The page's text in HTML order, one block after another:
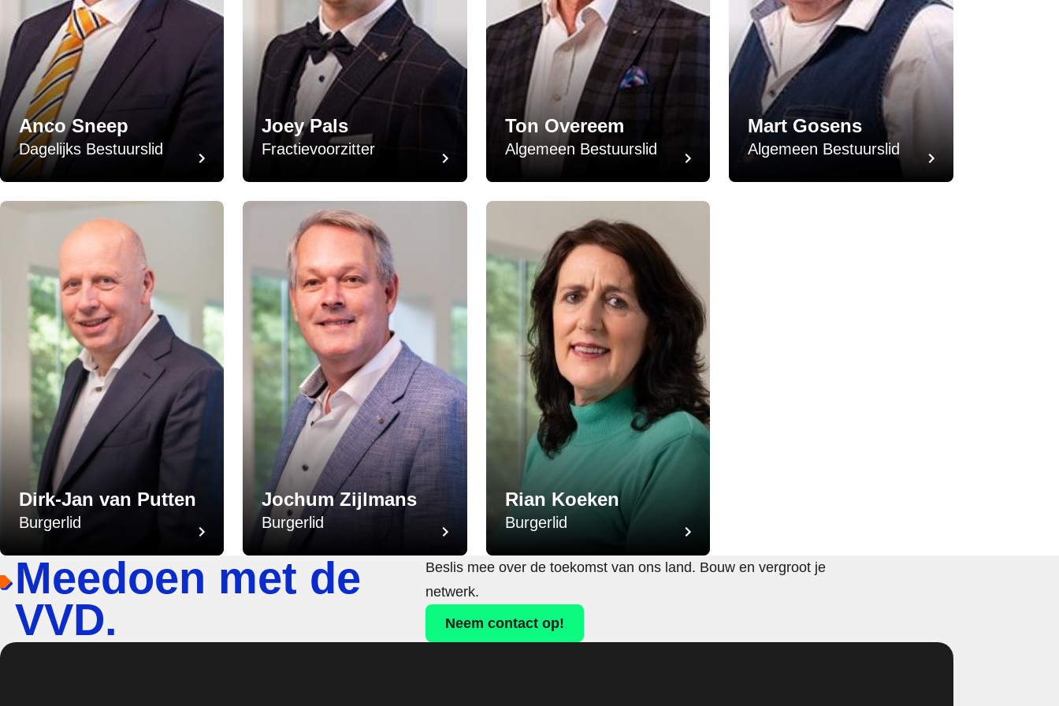
Anco Sneep
Dagelijks Bestuurslid
Joey Pals
Fractievoorzitter
Ton Overeem
Algemeen Bestuurslid
Mart Gosens
Algemeen Bestuurslid
Dirk-Jan van Putten
Burgerlid
Jochum Zijlmans
Burgerlid
Rian Koeken
Burgerlid
Meedoen met de
VVD.
Beslis mee over de toekomst van ons land. Bouw en vergroot je
netwerk.
Neem contact op!